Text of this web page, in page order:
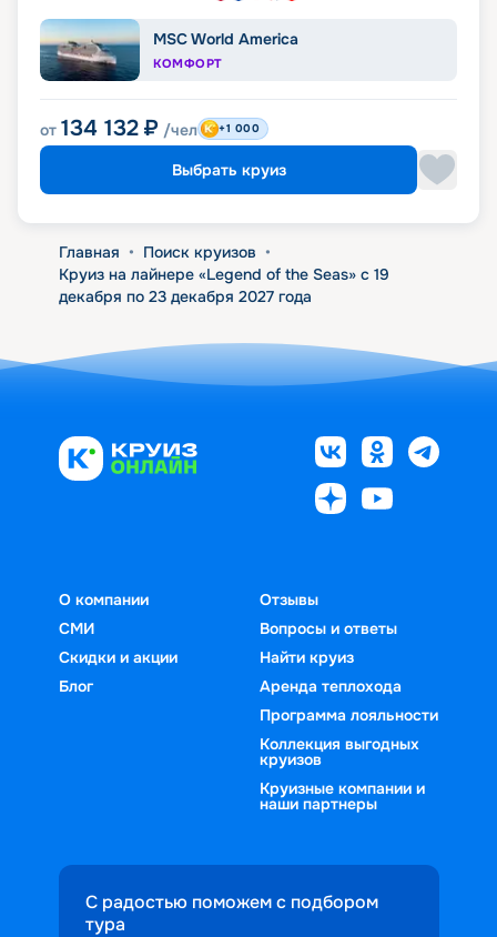
MSC World America
КОМФОРТ
от 134 132 ₽ /чел +1 000
Выбрать круиз
Главная • Поиск круизов •
Круиз на лайнере «Legend of the Seas» с 19
декабря по 23 декабря 2027 года
О компании
СМИ
Скидки и акции
Блог
Отзывы
Вопросы и ответы
Найти круиз
Аренда теплохода
Программа лояльности
Коллекция выгодных
круизов
Круизные компании и
наши партнеры
С радостью поможем с подбором
тура